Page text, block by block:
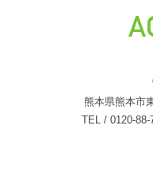
熊本県熊本市
TEL / 0120-